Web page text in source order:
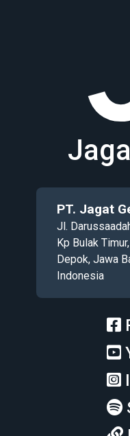
PT. Jagat
Jl.
Kp Bulak
Depok, Jawa
Indonesia